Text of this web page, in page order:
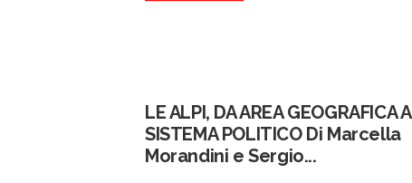
LE ALPI, DA AREA GEOGRAFICA A
SISTEMA POLITICO Di Marcella
Morandini e Sergio...